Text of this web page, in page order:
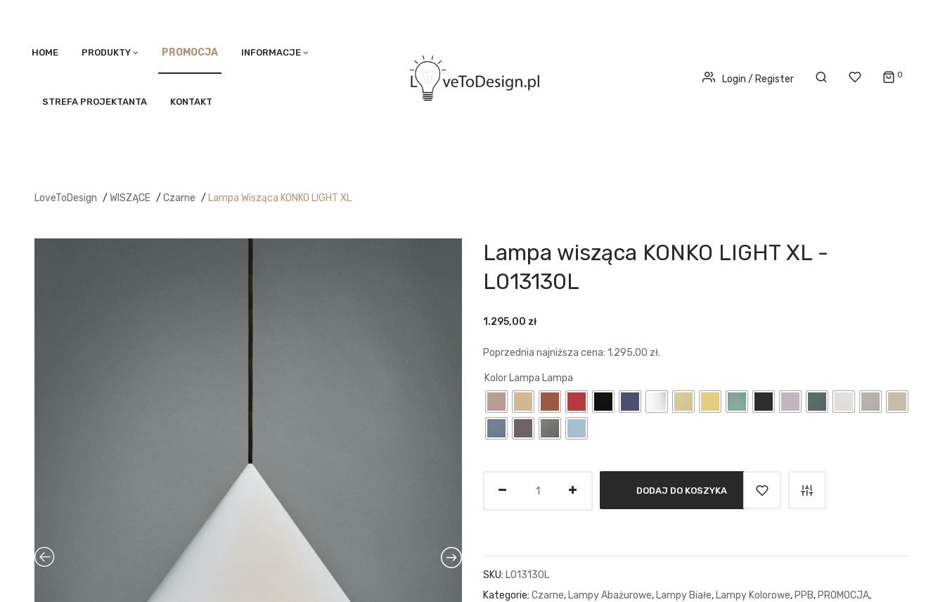
HOME PRODUKTY PROMOCJA INFORMACJE
STREFA PROJEKTANTA KONTAKT
Login / Register 0
LoveToDesign / WISZĄCE / Czarne / Lampa Wisząca KONKO LIGHT XL
Lampa wisząca KONKO LIGHT XL -
L013130L
1.295,00 zł
Poprzednia najniższa cena: 1.295,00 zł.
Kolor Lampa Lampa
DODAJ DO KOSZYKA
SKU: L013130L
Kategorie: Czarne, Lampy Abażurowe, Lampy Białe, Lampy Kolorowe, PPB, PROMOCJA,